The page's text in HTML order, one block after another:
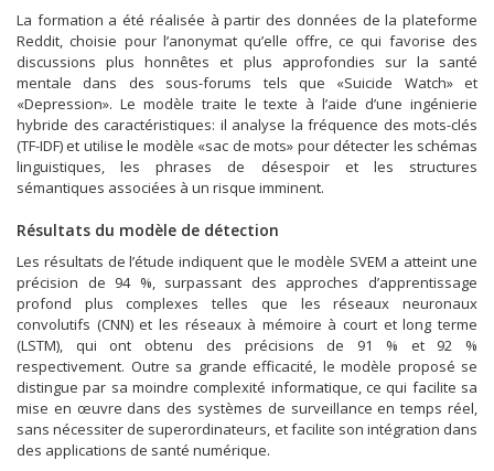
La formation a été réalisée à partir des données de la plateforme
Reddit, choisie pour l’anonymat qu’elle offre, ce qui favorise des
discussions plus honnêtes et plus approfondies sur la santé
mentale dans des sous-forums tels que «Suicide Watch» et
«Depression». Le modèle traite le texte à l’aide d’une ingénierie
hybride des caractéristiques: il analyse la fréquence des mots-clés
(TF-IDF) et utilise le modèle «sac de mots» pour détecter les schémas
linguistiques, les phrases de désespoir et les structures
sémantiques associées à un risque imminent.
Résultats du modèle de détection
Les résultats de l’étude indiquent que le modèle SVEM a atteint une
précision de 94 %, surpassant des approches d’apprentissage
profond plus complexes telles que les réseaux neuronaux
convolutifs (CNN) et les réseaux à mémoire à court et long terme
(LSTM), qui ont obtenu des précisions de 91 % et 92 %
respectivement. Outre sa grande efficacité, le modèle proposé se
distingue par sa moindre complexité informatique, ce qui facilite sa
mise en œuvre dans des systèmes de surveillance en temps réel,
sans nécessiter de superordinateurs, et facilite son intégration dans
des applications de santé numérique.